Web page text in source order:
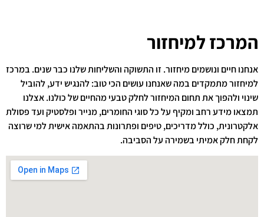
המרכז למיחזור
אנחנו חיים ונושמים מיחזור. זו התשוקה והשליחות שלנו כבר שנים. במרכז
למיחזור מתמקדים במה שאנחנו עושים הכי טוב: להנגיש ידע, להוביל
שינוי ולהפוך את תחום המיחזור לחלק טבעי מהחיים של כולנו. אצלנו
תמצאו מידע רחב ומקיף על כל סוגי החומרים, מנייר ופלסטיק ועד פסולת
אלקטרונית, כולל מדריכים, טיפים ופתרונות בהתאמה אישית למי שרוצה
לקחת חלק אמיתי בשמירה על הסביבה.